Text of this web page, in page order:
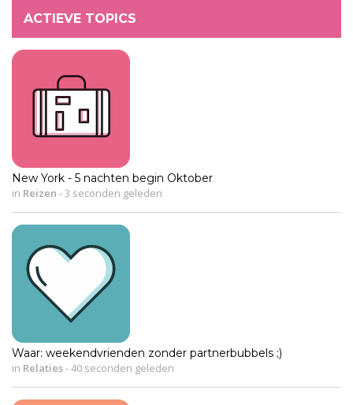
ACTIEVE TOPICS
New York - 5 nachten begin Oktober
in Reizen - 3 seconden geleden
Waar: weekendvrienden zonder partnerbubbels ;)
in Relaties-40 seconden geleden